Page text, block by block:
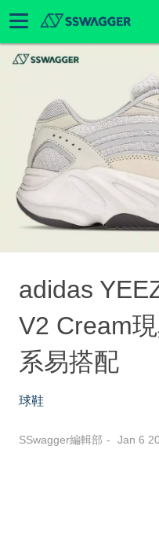
adidas
V2 Cream
系易搭配
球鞋
SSwagger編輯部 Jan 6